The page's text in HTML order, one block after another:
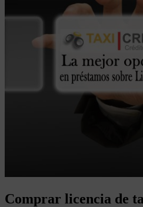
Comprar licencia de